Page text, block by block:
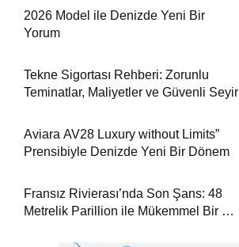
2026 Model ile Denizde Yeni Bir
Yorum
Tekne Sigortası Rehberi: Zorunlu
Teminatlar, Maliyetler ve Güvenli Seyir
Aviara AV28 Luxury without Limits”
Prensibiyle Denizde Yeni Bir Dönem
Fransız Rivierası’nda Son Şans: 48
Metrelik Parillion ile Mükemmel Bir Yat